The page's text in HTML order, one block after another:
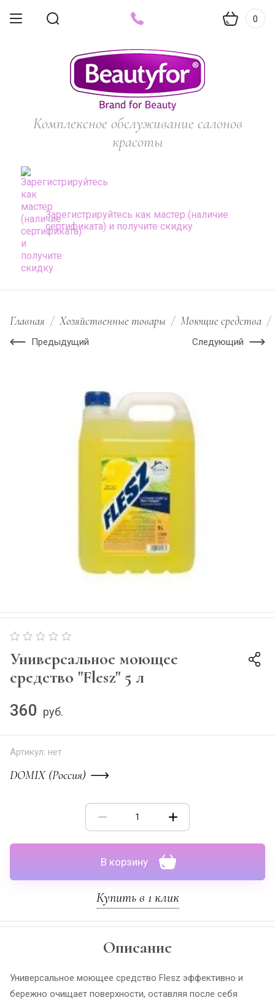
0
Комплексное обслуживание салонов
красоты
Зарегистрируйтесь как мастер (наличие
сертификата) и получите скидку
Главная / Хозяйственные товары / Моющие средства /
Предыдущий Следующий
Универсальное моющее
средство "Flesz" 5 л
360 руб.
Артикул: нет
DOMIX (Россия)
В корзину
Купить в 1 клик
Описание
Универсальное моющее средство Flesz эффективно и
бережно очищает поверхности, оставляя после себя